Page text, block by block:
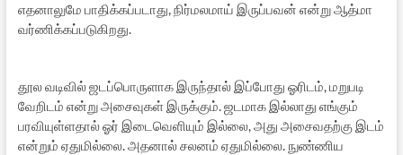
எதனாலுமே பாதிக்கப்படாது, நிர்மலமாய் இருப்பவன் என்று ஆத்மா
வர்ணிக்கப்படுகிறது.
தூல வடிவில் ஜடப்பொருளாக இருந்தால் இப்போது ஓரிடம், மறுபடி
வேறிடம் என்று அசைவுகள் இருக்கும். ஜடமாக இல்லாது எங்கும்
பரவியுள்ளதால் ஓர் இடைவெளியும் இல்லை, அது அசைவதற்கு இடம்
என்றும் ஏதுமில்லை. அதனால் சலனம் ஏதுமில்லை. நுண்ணிய